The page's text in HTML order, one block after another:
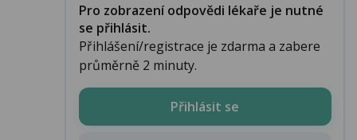
Pro zobrazení odpovědi lékaře je nutné
se přihlásit.
Přihlášení/registrace je zdarma a zabere
průměrně 2 minuty.
Přihlásit se